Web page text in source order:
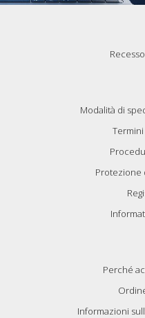
Modalità di
Protezione
Perché
Informazioni